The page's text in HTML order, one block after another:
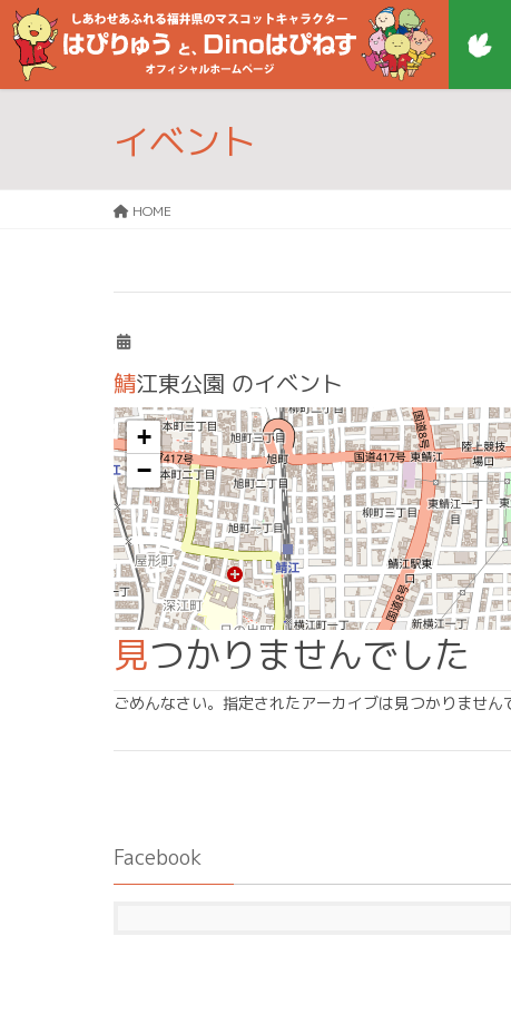
イベント
HOME
鯖江東公園 のイベント
+
−
見つかりませんでした
ごめんなさい。指定されたアーカイブは見つかりません
Facebook